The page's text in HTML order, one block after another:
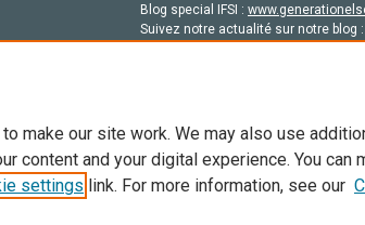
Blog special IFSI :
Suivez notre actualité sur notre blog :
© 2026 Elsevier, ses concédants de licence et ses
IA et aux technologies similaires. Pour tout contenu en
make our site work. We may also use
content and your digital experience. You can
settings link. For more information, see our